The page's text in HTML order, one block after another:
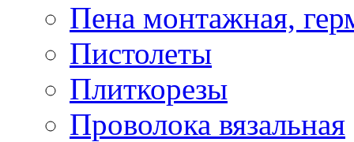
Пена монтажная,
Пистолеты
Плиткорезы
Проволока вязальная